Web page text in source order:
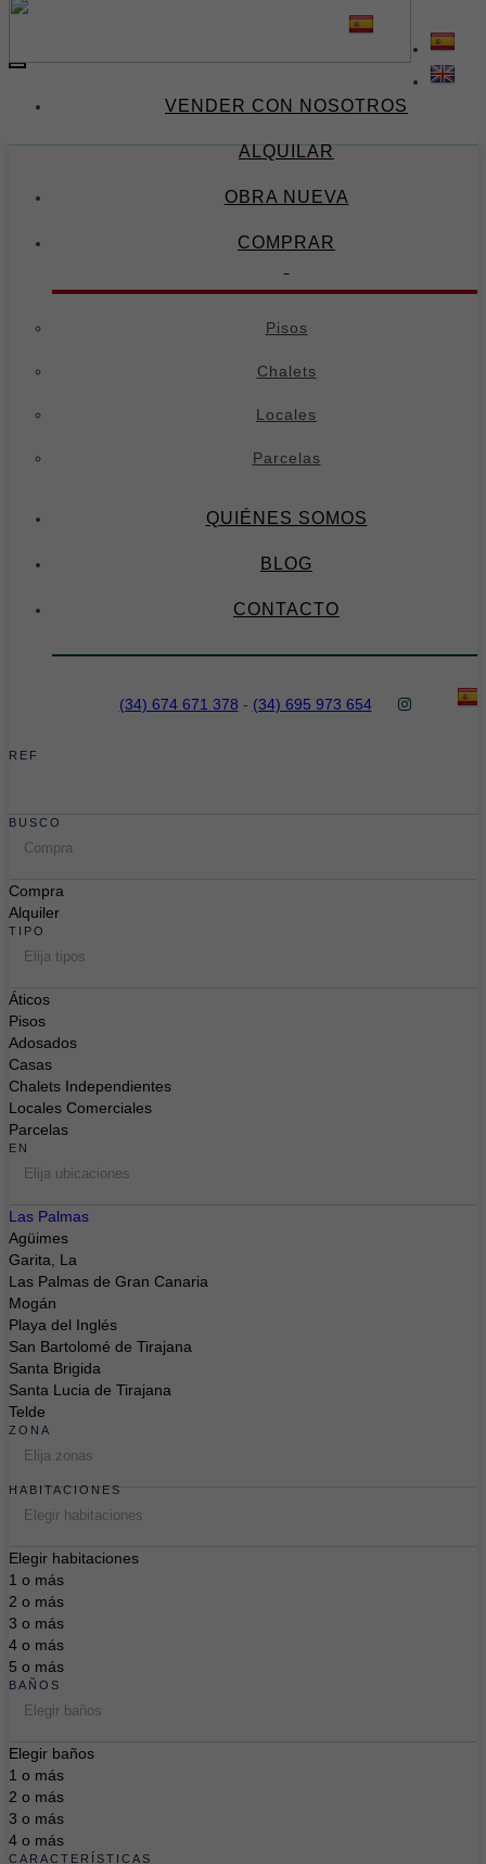
Toggle
VENDER CON NOSOTROS
ALQUILAR
OBRA NUEVA
COMPRAR
Pisos
Chalets
Locales
Parcelas
QUIÉNES SOMOS
BLOG
CONTACTO
(34) 674 671 378 - (34) 695 973 654
REF
BUSCO
Compra
Compra
Alquiler
TIPO
Elija tipos
Áticos
Pisos
Adosados
Casas
Chalets Independientes
Locales Comerciales
Parcelas
EN
Elija ubicaciones
Las Palmas
Agüimes
Garita, La
Las Palmas de Gran Canaria
Mogán
Playa del Inglés
San Bartolomé de Tirajana
Santa Brigida
Santa Lucia de Tirajana
Telde
ZONA
Elija zonas
HABITACIONES
Elegir habitaciones
Elegir habitaciones
1 o más
2 o más
3 o más
4 o más
5 o más
BAÑOS
Elegir baños
Elegir baños
1 o más
2 o más
3 o más
4 o más
CARACTERÍSTICAS